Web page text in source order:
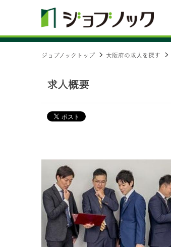
ジョブノックトップ 大阪府の求人を探す
求人概要